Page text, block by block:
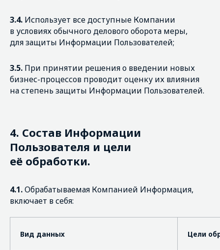
3.4. Использует все доступные Компании
в условиях обычного делового оборота меры,
для защиты Информации Пользователей;
3.5. При принятии решения о введении новых
бизнес-процессов проводит оценку их влияния
на степень защиты Информации Пользователей.
4. Состав Информации
Пользователя и цели
её обработки.
4.1.Обрабатываемая Компанией Информация,
включает в себя:
Вид данных Цели